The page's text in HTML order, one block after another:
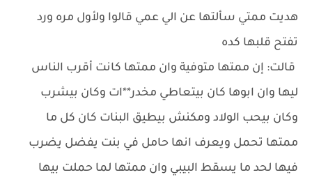
هديت ممتي سألتها عن الي عمي قالوا ولأول مره ورد
تفتح قلبها كده
قالت: إن ممتها متوفية وان ممتها كانت أقرب الناس
ليها وان ابوها كان بيتعاطي مخدر**ات وكان بيشرب
وكان بيحب الولاد ومكنش بيطيق البنات كان كل ما
ممتها تحمل ويعرف انها حامل في بنت يفضل يضرب
فيها لحد ما يسقط البيبي وان ممتها لما حملت بيها